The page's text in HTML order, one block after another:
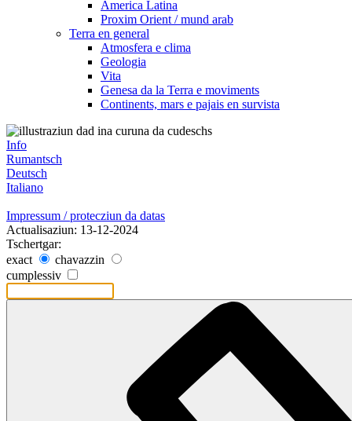
America Latina
Proxim Orient / mund arab
Terra en general
Atmosfera e clima
Geologia
Vita
Genesa da la Terra e moviments
Continents, mars e pajais en survista
Info
Rumantsch
Deutsch
Italiano
Impressum / protecziun da datas
Actualisaziun: 13-12-2024
Tschertgar:
exact
chavazzin
cumplessiv